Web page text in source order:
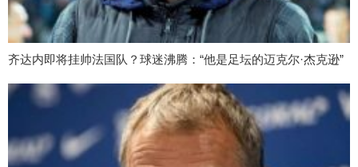
齐达内即将挂帅法国队？球迷沸腾：“他是足坛的迈克尔·杰克逊”